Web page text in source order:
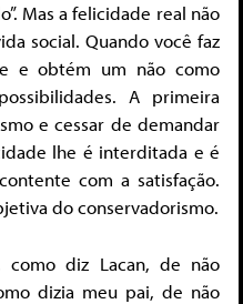
Mas a felicidade real não
social. Quando você faz
e obtém um não como
A primeira
e cessar de demandar
lhe é interditada e é
com a satisfação.
do conservadorismo.
como diz Lacan, de não
dizia meu pai, de não